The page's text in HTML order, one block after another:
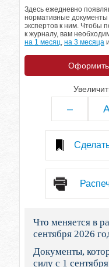
Суд
законы и указы
фонд России
общей юрисдикции
налоговая
социального
Здесь ежедневно
нормативные
экспертов к ним. Чтобы
к журналу, вам
на 1 месяц, на 3 месяца
Оформить
–
Что меняется в
сентября 2026
Документы,
силу с 1